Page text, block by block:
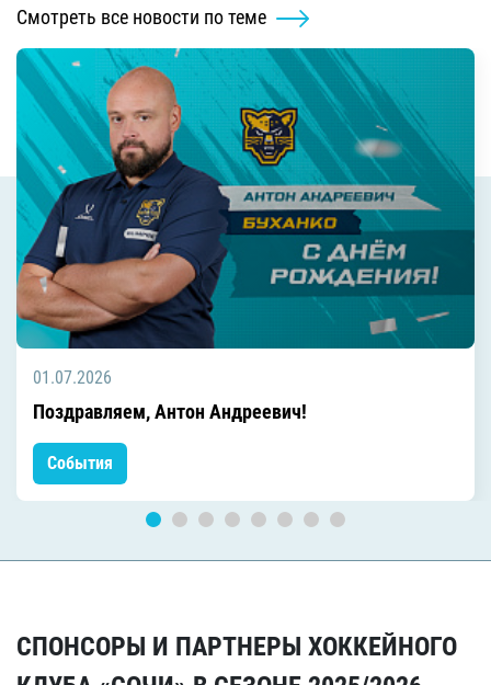
Смотреть все новости по теме
01.07.2026
Поздравляем, Антон Андреевич!
События
СПОНСОРЫ И ПАРТНЕРЫ ХОККЕЙНОГО